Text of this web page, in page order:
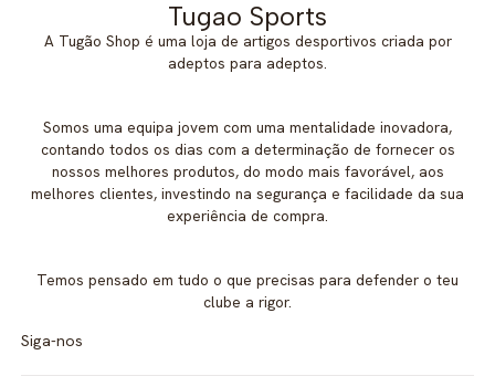
Tugao Sports
A Tugão Shop é uma loja de artigos desportivos criada por
adeptos para adeptos.
Somos uma equipa jovem com uma mentalidade inovadora,
contando todos os dias com a determinação de fornecer os
nossos melhores produtos, do modo mais favorável, aos
melhores clientes, investindo na segurança e facilidade da sua
experiência de compra.
Temos pensado em tudo o que precisas para defender o teu
clube a rigor.
Siga-nos